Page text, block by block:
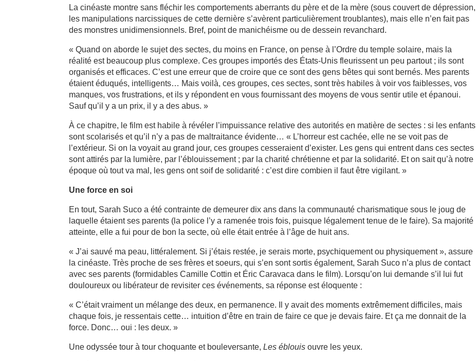
La cinéaste montre sans fléchir les comportements aberrants du père et de la mère (sous couvert de dépression,
les manipulations narcissiques de cette dernière s’avèrent particulièrement troublantes), mais elle n’en fait pas
des monstres unidimensionnels. Bref, point de manichéisme ou de dessein revanchard.
« Quand on aborde le sujet des sectes, du moins en France, on pense à l’Ordre du temple solaire, mais la
réalité est beaucoup plus complexe. Ces groupes importés des États-Unis fleurissent un peu partout ; ils sont
organisés et efficaces. C’est une erreur que de croire que ce sont des gens bêtes qui sont bernés. Mes parents
étaient éduqués, intelligents… Mais voilà, ces groupes, ces sectes, sont très habiles à voir vos faiblesses, vos
manques, vos frustrations, et ils y répondent en vous fournissant des moyens de vous sentir utile et épanoui.
Sauf qu’il y a un prix, il y a des abus. »
À ce chapitre, le film est habile à révéler l’impuissance relative des autorités en matière de sectes : si les enfants
sont scolarisés et qu’il n’y a pas de maltraitance évidente… « L’horreur est cachée, elle ne se voit pas de
l’extérieur. Si on la voyait au grand jour, ces groupes cesseraient d’exister. Les gens qui entrent dans ces sectes
sont attirés par la lumière, par l’éblouissement ; par la charité chrétienne et par la solidarité. Et on sait qu’à notre
époque où tout va mal, les gens ont soif de solidarité : c’est dire combien il faut être vigilant. »
Une force en soi
En tout, Sarah Suco a été contrainte de demeurer dix ans dans la communauté charismatique sous le joug de
laquelle étaient ses parents (la police l’y a ramenée trois fois, puisque légalement tenue de le faire). Sa majorité
atteinte, elle a fui pour de bon la secte, où elle était entrée à l’âge de huit ans.
« J’ai sauvé ma peau, littéralement. Si j’étais restée, je serais morte, psychiquement ou physiquement », assure
la cinéaste. Très proche de ses frères et soeurs, qui s’en sont sortis également, Sarah Suco n’a plus de contact
avec ses parents (formidables Camille Cottin et Éric Caravaca dans le film). Lorsqu’on lui demande s’il lui fut
douloureux ou libérateur de revisiter ces événements, sa réponse est éloquente :
« C’était vraiment un mélange des deux, en permanence. Il y avait des moments extrêmement difficiles, mais
chaque fois, je ressentais cette… intuition d’être en train de faire ce que je devais faire. Et ça me donnait de la
force. Donc… oui : les deux. »
Une odyssée tour à tour choquante et bouleversante,Les éblouis ouvre les yeux.